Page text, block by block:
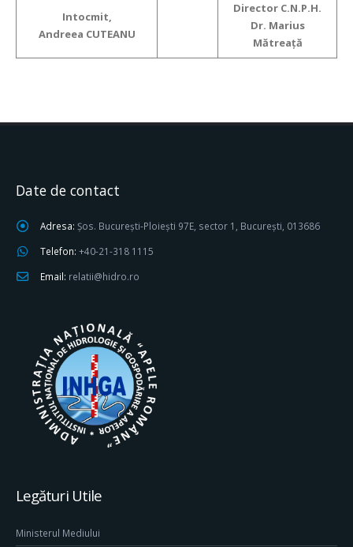
Intocmit,
Andreea CUTEANU
Director C.N.P.H.
Dr. Marius
Mătreaţă
Date de contact
Adresa: Șos. București-Ploiești 97E, sector 1, București, 013686
Telefon: +40-21-318 1115
Email: relatii@hidro.ro
Legături Utile
Ministerul Mediului